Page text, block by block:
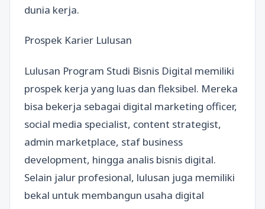
dunia kerja.
Prospek Karier Lulusan
Lulusan Program Studi Bisnis Digital memiliki
prospek kerja yang luas dan fleksibel. Mereka
bisa bekerja sebagai digital marketing officer,
social media specialist, content strategist,
admin marketplace, staf business
development, hingga analis bisnis digital.
Selain jalur profesional, lulusan juga memiliki
bekal untuk membangun usaha digital